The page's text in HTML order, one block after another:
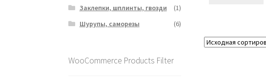
Заклепки, шплинты, гвозди
(1)
Шурупы, саморезы
(6)
WooCommerce Products Filter